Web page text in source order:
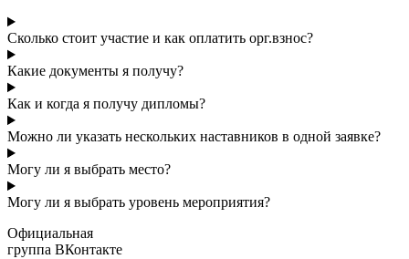
Сколько стоит участие и как оплатить орг.взнос?
Какие документы я получу?
Как и когда я получу дипломы?
Можно ли указать нескольких наставников в одной заявке?
Могу ли я выбрать место?
Могу ли я выбрать уровень мероприятия?
Официальная
группа ВКонтакте